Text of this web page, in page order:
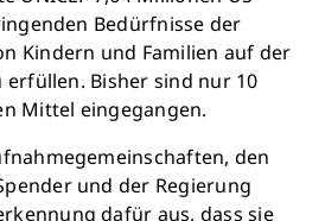
Bedürfnisse der
Kindern und Familien auf der
erfüllen. Bisher sind nur 10
Mittel eingegangen.
den
und der Regierung
dafür aus, dass sie